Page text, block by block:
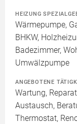
HEIZUNG
Wärmepumpe,
BHKW,
Badezimmer,
Umwälzpumpe
ANGEBOTENE
Wartung,
Austausch,
Thermostat,